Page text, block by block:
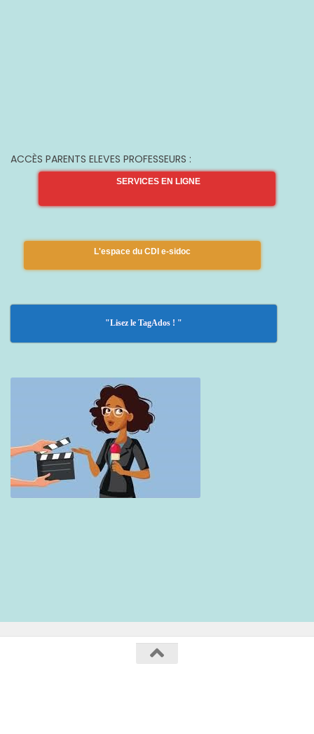
ACCÈS PARENTS ELEVES PROFESSEURS :
SERVICES EN LIGNE
L'espace du CDI e-sidoc
"Lisez le TagAdos ! "